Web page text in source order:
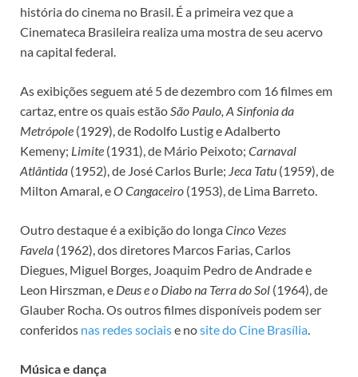
história do cinema no Brasil. É a primeira vez que a
Cinemateca Brasileira realiza uma mostra de seu acervo
na capital federal.
As exibições seguem até 5 de dezembro com 16 filmes em
cartaz, entre os quais estãoSão Paulo, A Sinfonia da
Metrópole (1929), de Rodolfo Lustig e Adalberto
Kemeny; Limite (1931), de Mário Peixoto; Carnaval
Atlântida (1952), de José Carlos Burle; Jeca Tatu (1959), de
Milton Amaral, eO Cangaceiro (1953), de Lima Barreto.
Outro destaque é a exibição do longaCinco Vezes
Favela (1962), dos diretores Marcos Farias, Carlos
Diegues, Miguel Borges, Joaquim Pedro de Andrade e
Leon Hirszman, e Deus e o Diabo na Terra do Sol (1964), de
Glauber Rocha. Os outros filmes disponíveis podem ser
conferidos nas redes sociaise nosite do Cine Brasília.
Música e dança